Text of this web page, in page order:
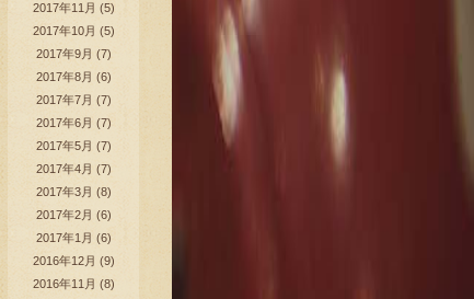
2017年11月 (5)
2017年10月 (5)
2017年9月 (7)
2017年8月 (6)
2017年7月 (7)
2017年6月 (7)
2017年5月 (7)
2017年4月 (7)
2017年3月 (8)
2017年2月 (6)
2017年1月 (6)
2016年12月 (9)
2016年11月 (8)